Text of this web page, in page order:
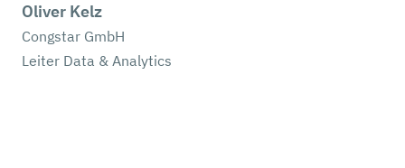
Oliver Kelz
Congstar GmbH
Leiter Data & Analytics